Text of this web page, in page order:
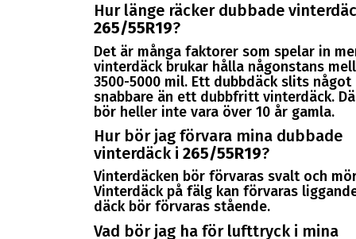
Hur länge räcker dubbade
265/55R19?
Det är många faktorer som spelar in
vinterdäck brukar hålla någonstans
3500-5000 mil. Ett dubbdäck slits något
snabbare än ett dubbfritt vinterdäck.
bör heller inte vara över 10 år gamla.
Hur bör jag förvara mina dubbade
vinterdäck i 265/55R19?
Vinterdäcken bör förvaras svalt och
Vinterdäck på fälg kan förvaras
däck bör förvaras stående.
Vad bör jag ha för lufttryck i mina